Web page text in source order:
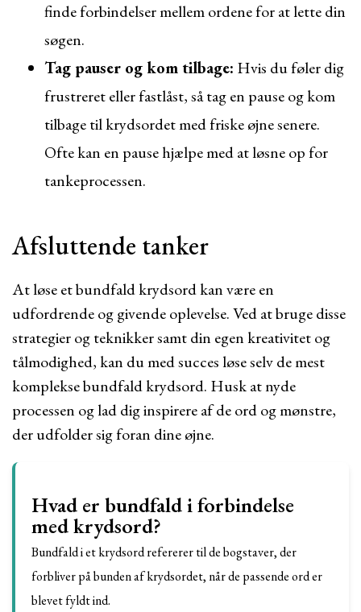
finde forbindelser mellem ordene for at lette din
søgen.
Tag pauser og kom tilbage: Hvis du føler dig
frustreret eller fastlåst, så tag en pause og kom
tilbage til krydsordet med friske øjne senere.
Ofte kan en pause hjælpe med at løsne op for
tankeprocessen.
Afsluttende tanker
At løse et bundfald krydsord kan være en
udfordrende og givende oplevelse. Ved at bruge disse
strategier og teknikker samt din egen kreativitet og
tålmodighed, kan du med succes løse selv de mest
komplekse bundfald krydsord. Husk at nyde
processen og lad dig inspirere af de ord og mønstre,
der udfolder sig foran dine øjne.
Hvad er bundfald i forbindelse
med krydsord?
Bundfald i et krydsord refererer til de bogstaver, der
forbliver på bunden af krydsordet, når de passende ord er
blevet fyldt ind.